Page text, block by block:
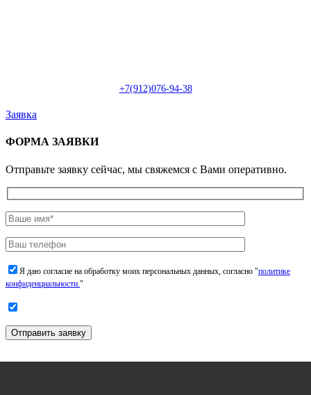
+7(912)076-94-38
Заявка
ФОРМА ЗАЯВКИ
Отправьте заявку сейчас, мы свяжемся с Вами оперативно.
Я даю согласие на обработку моих персональных данных, согласно "политике
конфиденциальности."
Отправить заявку